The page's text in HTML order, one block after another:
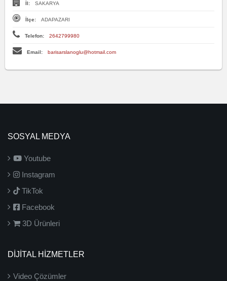
İl: SAKARYA
İlçe: ADAPAZARI
Telefon: 2642799980
Email: barisarslanoglu@hotmail.com
SOSYAL MEDYA
Youtube
Instagram
TikTok
Facebook
3D Ürünleri
DİJİTAL HİZMETLER
Video Çözümler